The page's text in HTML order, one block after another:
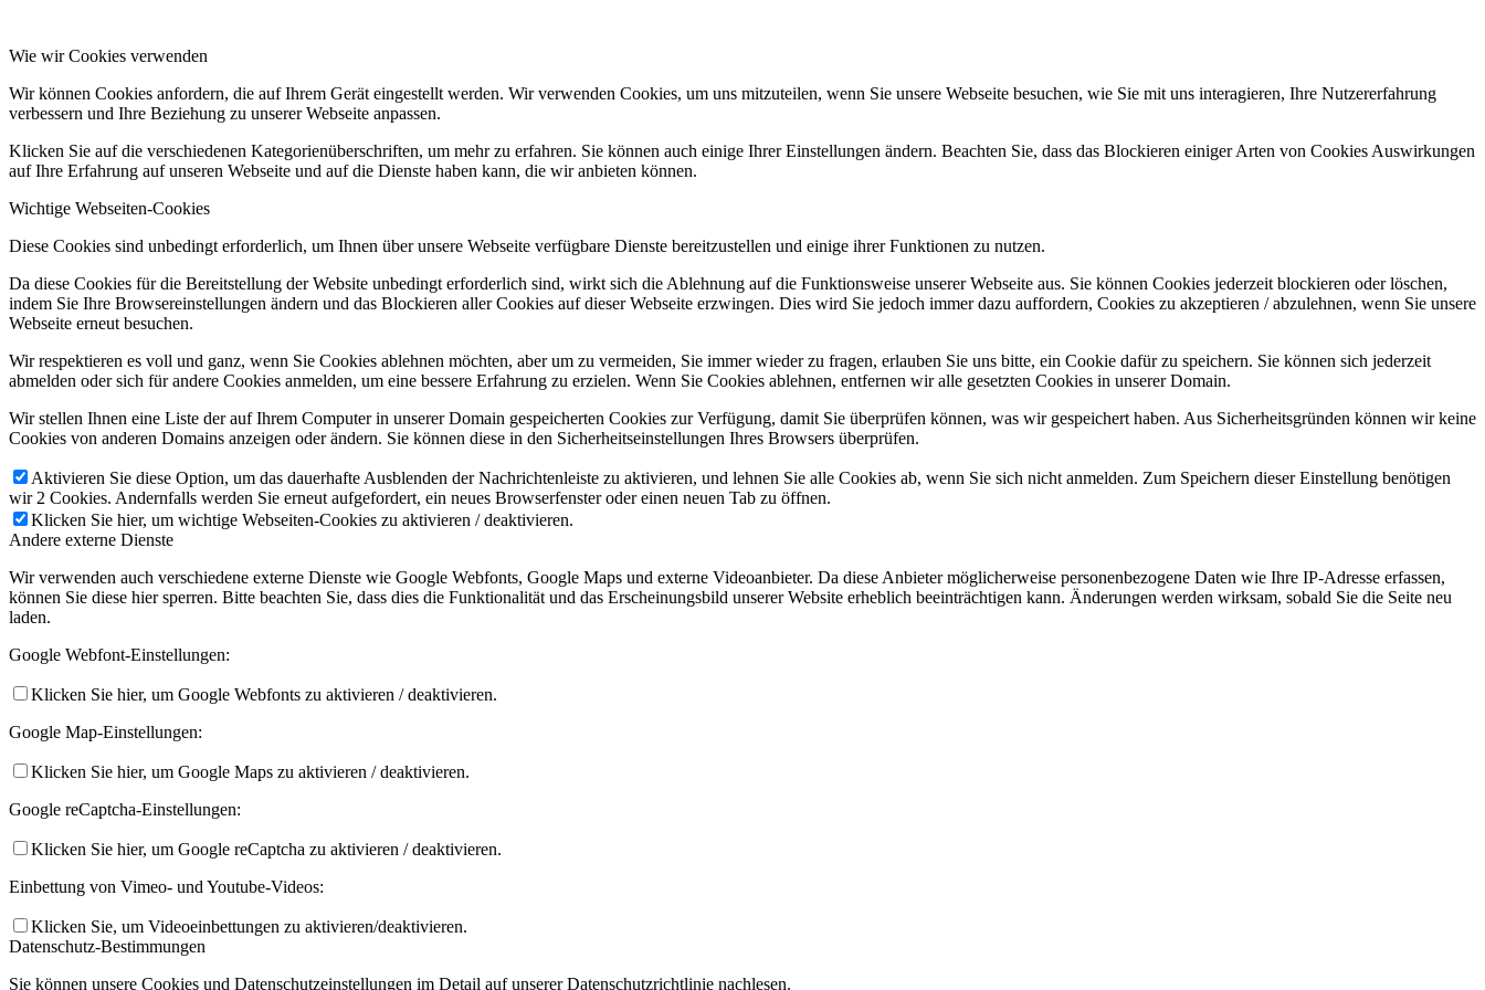
Wie wir Cookies verwenden
Wir können Cookies anfordern, die auf Ihrem Gerät eingestellt werden. Wir verwenden Cookies, um uns mitzuteilen, wenn Sie unsere Webseite besuchen, wie Sie mit uns interagieren, Ihre Nutzererfahrung
verbessern und Ihre Beziehung zu unserer Webseite anpassen.
Klicken Sie auf die verschiedenen Kategorienüberschriften, um mehr zu erfahren. Sie können auch einige Ihrer Einstellungen ändern. Beachten Sie, dass das Blockieren einiger Arten von Cookies Auswirkungen
auf Ihre Erfahrung auf unseren Webseite und auf die Dienste haben kann, die wir anbieten können.
Wichtige Webseiten-Cookies
Diese Cookies sind unbedingt erforderlich, um Ihnen über unsere Webseite verfügbare Dienste bereitzustellen und einige ihrer Funktionen zu nutzen.
Da diese Cookies für die Bereitstellung der Website unbedingt erforderlich sind, wirkt sich die Ablehnung auf die Funktionsweise unserer Webseite aus. Sie können Cookies jederzeit blockieren oder löschen,
indem Sie Ihre Browsereinstellungen ändern und das Blockieren aller Cookies auf dieser Webseite erzwingen. Dies wird Sie jedoch immer dazu auffordern, Cookies zu akzeptieren / abzulehnen, wenn Sie unsere
Webseite erneut besuchen.
Wir respektieren es voll und ganz, wenn Sie Cookies ablehnen möchten, aber um zu vermeiden, Sie immer wieder zu fragen, erlauben Sie uns bitte, ein Cookie dafür zu speichern. Sie können sich jederzeit
abmelden oder sich für andere Cookies anmelden, um eine bessere Erfahrung zu erzielen. Wenn Sie Cookies ablehnen, entfernen wir alle gesetzten Cookies in unserer Domain.
Wir stellen Ihnen eine Liste der auf Ihrem Computer in unserer Domain gespeicherten Cookies zur Verfügung, damit Sie überprüfen können, was wir gespeichert haben. Aus Sicherheitsgründen können wir keine
Cookies von anderen Domains anzeigen oder ändern. Sie können diese in den Sicherheitseinstellungen Ihres Browsers überprüfen.
Aktivieren Sie diese Option, um das dauerhafte Ausblenden der Nachrichtenleiste zu aktivieren, und lehnen Sie alle Cookies ab, wenn Sie sich nicht anmelden. Zum Speichern dieser Einstellung benötigen
wir 2 Cookies. Andernfalls werden Sie erneut aufgefordert, ein neues Browserfenster oder einen neuen Tab zu öffnen.
Klicken Sie hier, um wichtige Webseiten-Cookies zu aktivieren / deaktivieren.
Andere externe Dienste
Wir verwenden auch verschiedene externe Dienste wie Google Webfonts, Google Maps und externe Videoanbieter. Da diese Anbieter möglicherweise personenbezogene Daten wie Ihre IP-Adresse erfassen,
können Sie diese hier sperren. Bitte beachten Sie, dass dies die Funktionalität und das Erscheinungsbild unserer Website erheblich beeinträchtigen kann. Änderungen werden wirksam, sobald Sie die Seite neu
laden.
Google Webfont-Einstellungen:
Klicken Sie hier, um Google Webfonts zu aktivieren / deaktivieren.
Google Map-Einstellungen:
Klicken Sie hier, um Google Maps zu aktivieren / deaktivieren.
Google reCaptcha-Einstellungen:
Klicken Sie hier, um Google reCaptcha zu aktivieren / deaktivieren.
Einbettung von Vimeo- und Youtube-Videos:
Klicken Sie, um Videoeinbettungen zu aktivieren/deaktivieren.
Datenschutz-Bestimmungen
Sie können unsere Cookies und Datenschutzeinstellungen im Detail auf unserer Datenschutzrichtlinie nachlesen.